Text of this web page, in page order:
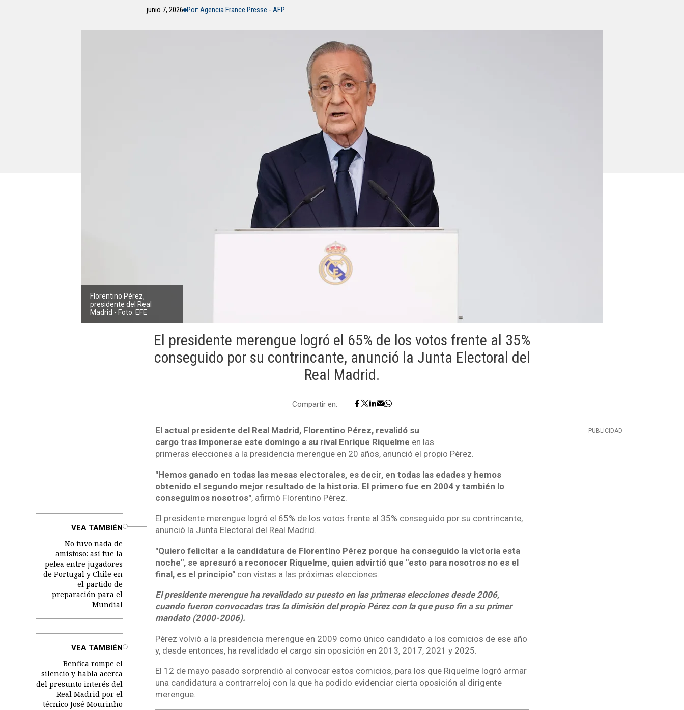
junio 7, 2026 Por: Agencia France Presse - AFP
Florentino Pérez,
presidente del Real
Madrid - Foto: EFE
El presidente merengue logró el 65% de los votos frente al 35%
conseguido por su contrincante, anunció la Junta Electoral del
Real Madrid.
Compartir en:
El actual presidente del Real Madrid, Florentino Pérez, revalidó su
cargo tras imponerse este domingo a su rival Enrique Riquelme en las
primeras elecciones a la presidencia merengue en 20 años, anunció el propio Pérez.
"Hemos ganado en todas las mesas electorales, es decir, en todas las edades y hemos
obtenido el segundo mejor resultado de la historia. El primero fue en 2004 y también lo
conseguimos nosotros", afirmó Florentino Pérez.
VEA TAMBIÉN
No tuvo nada de
amistoso: así fue la
pelea entre jugadores
de Portugal y Chile en
el partido de
preparación para el
Mundial
El presidente merengue logró el 65% de los votos frente al 35% conseguido por su contrincante,
anunció la Junta Electoral del Real Madrid.
"Quiero felicitar a la candidatura de Florentino Pérez porque ha conseguido la victoria esta
noche", se apresuró a reconocer Riquelme, quien advirtió que "esto para nosotros no es el
final, es el principio"con vistas a las próximas elecciones.
El presidente merengue ha revalidado su puesto en las primeras elecciones desde 2006,
cuando fueron convocadas tras la dimisión del propio Pérez con la que puso fin a su primer
mandato (2000-2006).
VEA TAMBIÉN
Benfica rompe el
silencio y habla acerca
del presunto interés del
Real Madrid por el
técnico José Mourinho
Pérez volvió a la presidencia merengue en 2009 como único candidato a los comicios de ese año
y, desde entonces, ha revalidado el cargo sin oposición en 2013, 2017, 2021 y 2025.
El 12 de mayo pasado sorprendió al convocar estos comicios, para los que Riquelme logró armar
una candidatura a contrarreloj con la que ha podido evidenciar cierta oposición al dirigente
merengue.